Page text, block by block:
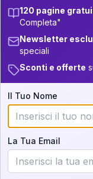
13.5-14
14-16
17.5-18.5
18.5-19
Zona del
Importanza:
120 pagine
Completa"
Newsletter
speciali
Sconti e offerte
Il Tuo Nome
La Tua Email